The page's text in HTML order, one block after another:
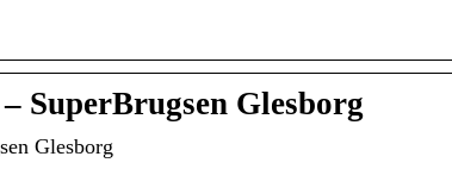
SuperBrugsen Glesborg
Glesborg